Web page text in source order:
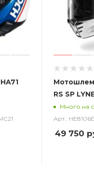
Мотошлем
RS SP
Много на
Арт.:
49 750